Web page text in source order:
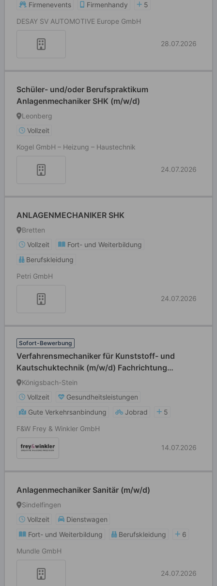
Firmenevents
Firmenhandy
5
DESAY SV AUTOMOTIVE Europe GmbH
28.07.2026
Schüler- und/oder Berufspraktikum
Anlagenmechaniker SHK (m/w/d)
Leonberg
Vollzeit
Kogel GmbH – Heizung – Haustechnik
24.07.2026
ANLAGENMECHANIKER SHK
Bretten
Vollzeit
Fort- und Weiterbildung
Berufskleidung
Petri GmbH
24.07.2026
Sofort-Bewerbung
Verfahrensmechaniker für Kunststoff- und
Kautschuktechnik (m/w/d) Fachrichtung
Formteile
Königsbach-Stein
Vollzeit
Gesundheitsleistungen
Gute Verkehrsanbindung
Jobrad
5
F&W Frey & Winkler GmbH
14.07.2026
Anlagenmechaniker Sanitär (m/w/d)
Sindelfingen
Vollzeit
Dienstwagen
Fort- und Weiterbildung
Berufskleidung
6
Mundle GmbH
24.07.2026